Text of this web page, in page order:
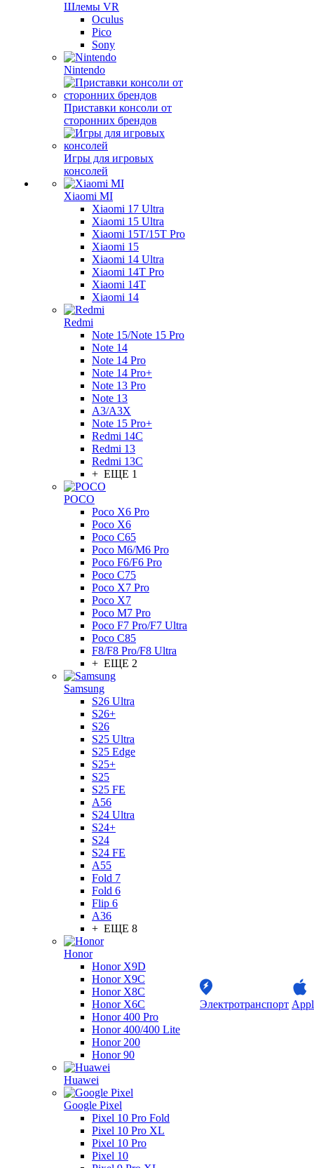
Шлемы VR
Oculus
Pico
Sony
Nintendo
Приставки консоли от
сторонних брендов
Игры для игровых
консолей
Xiaomi MI
Xiaomi 17 Ultra
Xiaomi 15 Ultra
Xiaomi 15T/15T Pro
Xiaomi 15
Xiaomi 14 Ultra
Xiaomi 14T Pro
Xiaomi 14T
Xiaomi 14
Redmi
Note 15/Note 15 Pro
Note 14
Note 14 Pro
Note 14 Pro+
Note 13 Pro
Note 13
A3/A3X
Note 15 Pro+
Redmi 14C
Redmi 13
Redmi 13C
+ ЕЩЕ 1
POCO
Poco X6 Pro
Poco X6
Poco C65
Poco M6/M6 Pro
Poco F6/F6 Pro
Poco C75
Poco X7 Pro
Poco X7
Poco M7 Pro
Poco F7 Pro/F7 Ultra
Poco C85
F8/F8 Pro/F8 Ultra
+ ЕЩЕ 2
Samsung
S26 Ultra
S26+
S26
S25 Ultra
S25 Edge
S25+
S25
S25 FE
A56
S24 Ultra
S24+
S24
S24 FE
A55
Fold 7
Fold 6
Flip 6
A36
+ ЕЩЕ 8
Honor
Honor X9D
Honor X9C
Honor X8C
Honor X6C
Honor 400 Pro
Honor 400/400 Lite
Honor 200
Honor 90
Huawei
Google Pixel
Pixel 10 Pro Fold
Pixel 10 Pro XL
Pixel 10 Pro
Pixel 10
Электротранспорт